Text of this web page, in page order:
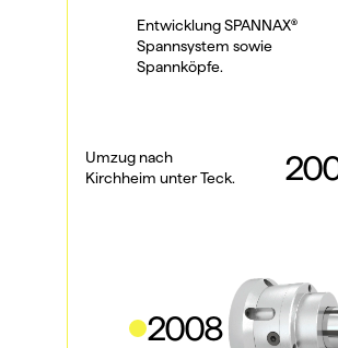
Entwicklung SPANNAX®
Spannsystem sowie
Spannköpfe.
Umzug nach
Kirchheim unter Teck.
2008